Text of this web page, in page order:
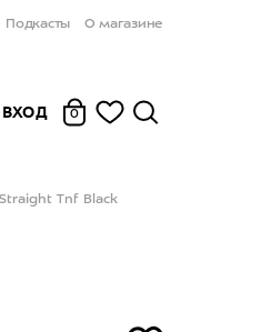
Подкасты О магазине
ВХОД 0
Tnf Black